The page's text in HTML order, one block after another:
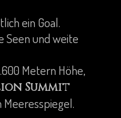
ein Goal.
Seen und weite
Metern Höhe,
Summit